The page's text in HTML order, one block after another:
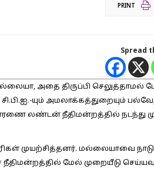
PRINT
Spread
அதை திருப்பி செலுத்தாமல்
யும் அமலாக்கத்துறையும்
லண்டன் நீதிமன்றத்தில் நடந்து
முயற்சித்தனர். மல்லையாவை
மேல் முறையீடு